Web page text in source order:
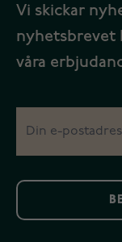
Vi skickar
nyhetsbrevet
våra